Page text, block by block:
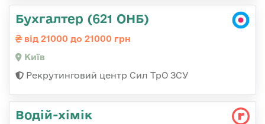
Бухгалтер (621 ОНБ)
від 21000 до 21000 грн
Київ
Рекрутинговий центр Сил ТрО ЗСУ
Водій-хімік